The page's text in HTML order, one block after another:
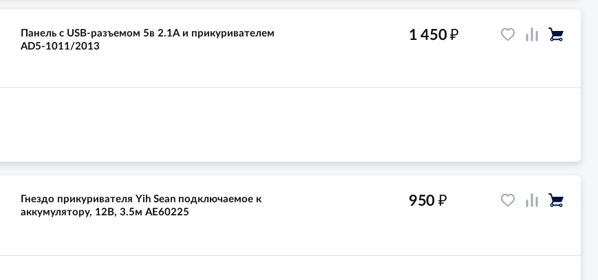
Панель с USB-разъемом 5в 2.1А и прикуривателем
AD5-1011/2013
1 450₽
Гнездо прикуривателя Yih Sean подключаемое к
аккумулятору, 12В, 3.5м AE60225
950 ₽